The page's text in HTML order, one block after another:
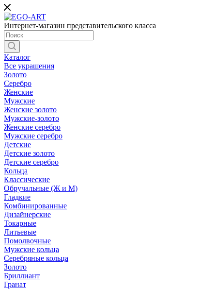
Интернет-магазин представительского класса
Каталог
Все украшения
Золото
Серебро
Женские
Мужские
Женские золото
Мужские-золото
Женские серебро
Мужские серебро
Детские
Детские золото
Детские серебро
Кольца
Классические
Обручальные (Ж и М)
Гладкие
Комбинированные
Дизайнерские
Токарные
Литьевые
Помолвочные
Мужские кольца
Серебряные кольца
Золото
Бриллиант
Гранат